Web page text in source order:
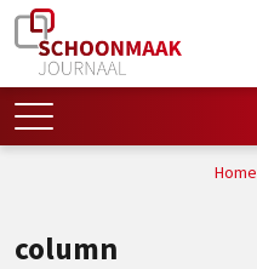
Home
column